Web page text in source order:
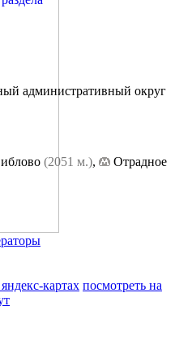
административный округ
(2051 м.),
Отрадное
картах посмотреть на